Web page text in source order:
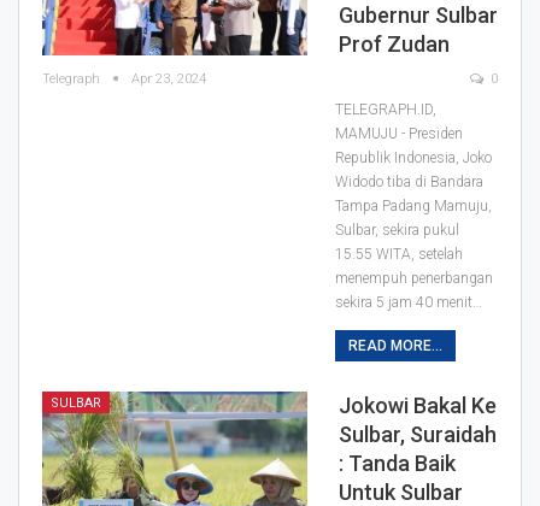
Gubernur Sulbar
Prof Zudan
Telegraph Apr 23, 2024 0
TELEGRAPH.ID,
MAMUJU - Presiden
Republik Indonesia, Joko
Widodo tiba di Bandara
Tampa Padang Mamuju,
Sulbar, sekira pukul
15.55 WITA, setelah
menempuh penerbangan
sekira 5 jam 40 menit…
READ MORE...
SULBAR
Jokowi Bakal Ke
Sulbar, Suraidah
: Tanda Baik
Untuk Sulbar